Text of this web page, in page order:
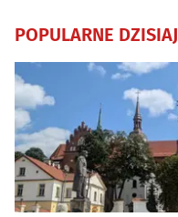
POPULARNE DZISIAJ